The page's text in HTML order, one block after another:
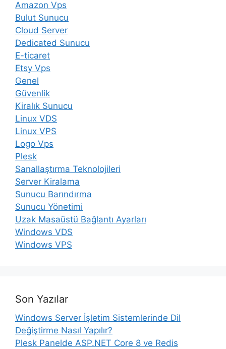
Amazon Vps
Bulut Sunucu
Cloud Server
Dedicated Sunucu
E-ticaret
Etsy Vps
Genel
Güvenlik
Kiralık Sunucu
Linux VDS
Linux VPS
Logo Vps
Plesk
Sanallaştırma Teknolojileri
Server Kiralama
Sunucu Barındırma
Sunucu Yönetimi
Uzak Masaüstü Bağlantı Ayarları
Windows VDS
Windows VPS
Son Yazılar
Windows Server İşletim Sistemlerinde Dil
Değiştirme Nasıl Yapılır?
Plesk Panelde ASP.NET Core 8 ve Redis